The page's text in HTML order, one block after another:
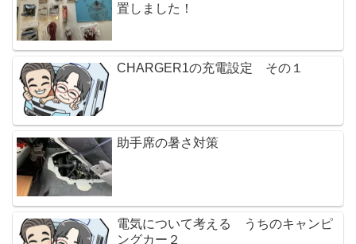
置しました！
CHARGER1の充電設定 その１
助手席の暑さ対策
電気について考える うちのキャンピ
ングカー２